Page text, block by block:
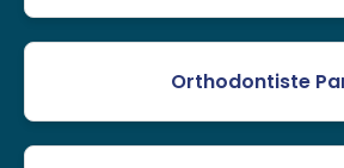
Orthodontiste